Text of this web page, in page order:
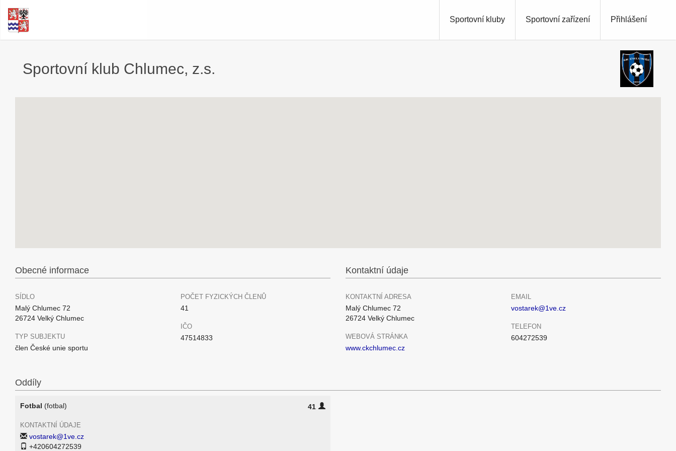
Přihlášení
Sportovní kluby Sportovní zařízení
Sportovní klub Chlumec, z.s.
Obecné informace
SÍDLO
Malý Chlumec 72
26724 Velký Chlumec
TYP SUBJEKTU
člen České unie sportu
POČET FYZICKÝCH ČLENŮ
41
IČO
47514833
Kontaktní údaje
KONTAKTNÍ ADRESA
Malý Chlumec 72
26724 Velký Chlumec
WEBOVÁ STRÁNKA
www.ckchlumec.cz
EMAIL
vostarek@1ve.cz
TELEFON
604272539
Oddíly
Fotbal (fotbal) 41
KONTAKTNÍ ÚDAJE
vostarek@1ve.cz
+420604272539